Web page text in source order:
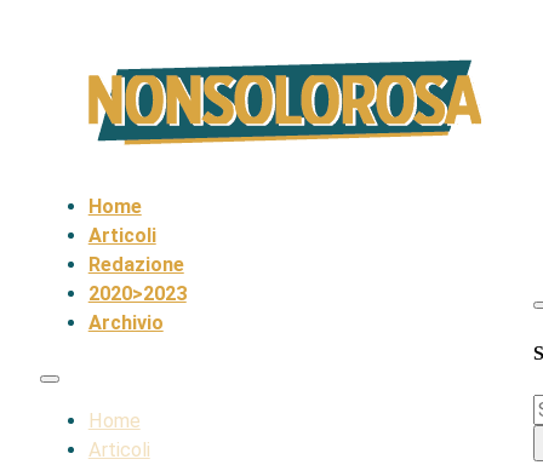
Home
Articoli
Redazione
2020>2023
Archivio
Home
Articoli